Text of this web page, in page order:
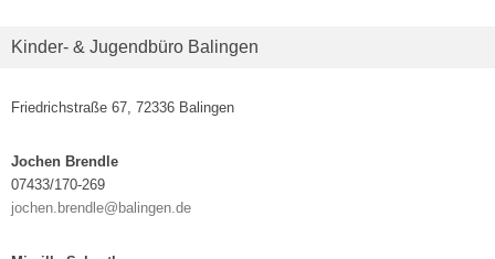
Kinder- & Jugendbüro Balingen
Friedrichstraße 67, 72336 Balingen
Jochen Brendle
07433/170-269
jochen.brendle@balingen.de